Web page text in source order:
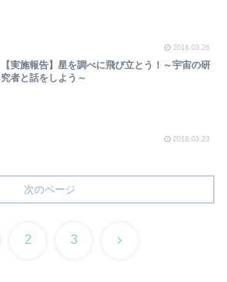
2018.03.26
【実施報告】星を調べに飛び立とう！～宇宙の研
究者と話をしよう～
2018.03.23
次のページ
2 3 次